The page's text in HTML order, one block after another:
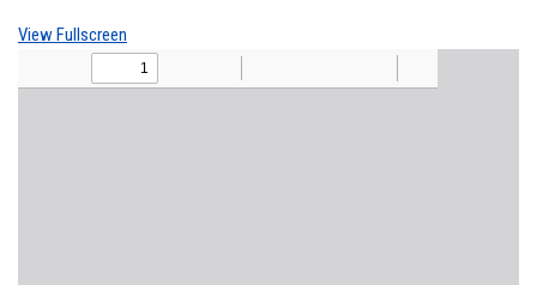
View Fullscreen